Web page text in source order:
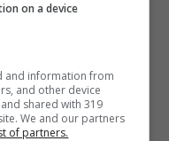
on a device
and information from
and other device
shared with 319
We and our partners
of partners.